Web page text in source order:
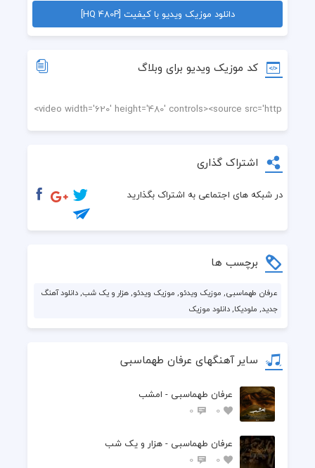
دانلود موزیک ویدیو با کیفیت [HQ 480P]
کد موزیک ویدیو برای وبلاگ
اشتراک گذاری
در شبکه های اجتماعی به اشتراک بگذارید
برچسب ها
عرفان طهماسبی, موزیک ویدئو, موزیک ویدئو, هزار و یک شب, دانلود آهنگ
جدید, ملودیکا, دانلود موزیک
سایر آهنگهای عرفان طهماسبی
عرفان طهماسبی - امشب
0
0
عرفان طهماسبی - هزار و یک شب
0
0